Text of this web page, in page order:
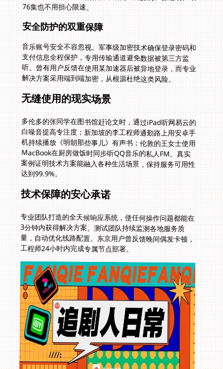
76集也不用担心限速。
安全防护的双重保障
音乐账号安全不容忽视。军事级加密技术确保登录密码和
支付信息全程保护，专用传输通道避免数据被第三方监
听。曾有用户反馈在使用某加速器后被异地登录，而专业
解决方案采用端到端加密，从根源杜绝这类风险。
无缝使用的现实场景
多伦多的张同学在图书馆赶论文时，通过iPad听网易云的
白噪音提高专注度；新加坡的李工程师通勤路上用安卓手
机持续播放《明朝那些事儿》有声书；伦敦的王女士使用
MacBook在厨房做饭时同步听QQ音乐的私人FM。真实
案例证明技术方案能融入各种生活场景，保持服务可用性
达到99.9%。
技术保障的安心承诺
专业团队打造的全天候响应系统，使任何操作问题都能在
3分钟内获得解决方案。测试团队持续监测各地服务质
量，自动优化线路配置。东京用户曾反馈晚间偶发卡顿，
工程师24小时内完成专属节点部署。